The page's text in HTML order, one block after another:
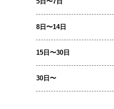
8日〜14日
15日〜30日
30日〜